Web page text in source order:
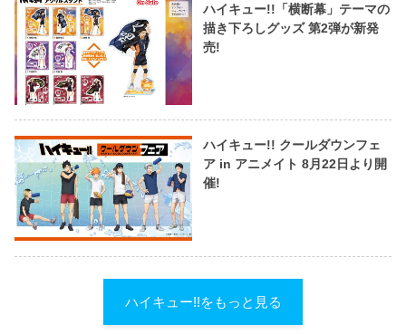
ハイキュー!!「横断幕」テーマの
描き下ろしグッズ 第2弾が新発
売!
ハイキュー!! クールダウンフェ
ア in アニメイト 8月22日より開
催!
ハイキュー!!をもっと見る